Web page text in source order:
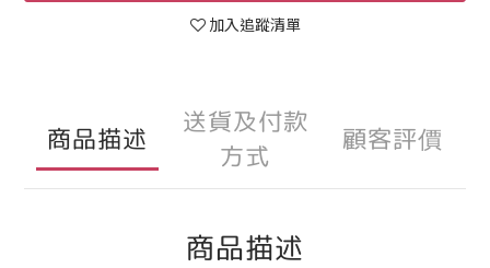
加入追蹤清單
商品描述
送貨及付款
方式
顧客評價
商品描述